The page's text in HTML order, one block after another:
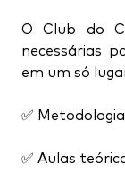
O Club do
necessárias
em um só
✅
✅ Aulas